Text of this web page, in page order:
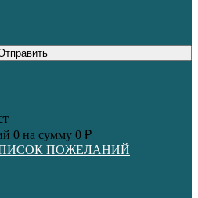
0 на сумму 0 ₽
ПОЖЕЛАНИЙ